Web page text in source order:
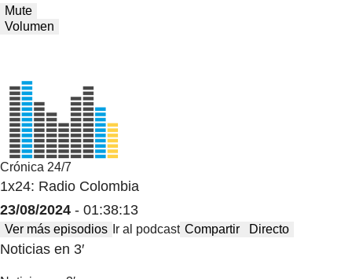
Mute
Volumen
Crónica 24/7
1x24: Radio Colombia
23/08/2024 - 01:38:13
Ver más episodios Ir al podcast Compartir Directo
Noticias en 3′